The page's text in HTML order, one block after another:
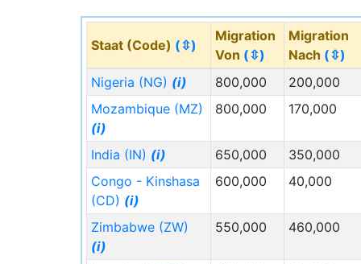
Im Jahr 2025 lebten in den vier
Millionenstädten Südafrikas insgesamt
24.799.000 Menschen (24,8 Mio.) während
es im Jahr 2050 in Sichtweise von M.d.Z. mit
38.045.000 deitlich mehr sein werden (drei
weiterenStädte überschreiten zwischen
und 2050 die Millionengrenze). Im übrigen
Land lebten im Jahr 2025 rund 40 Millionen
Menschen die im Jahr 2050 mit 39,6
Millionen nahezu konstant bleiben könnten.
Das begründet sich zum einen aufgrund
eines weiterhin (geringfügigen)
Wanderungsüberschusses vom Land in die
Staat (Code) (⇳)
Migration
Von (⇳)
Migration
Nach (⇳)
Nigeria (NG) (i) 800,000
200,000
Mozambique (MZ)
(i)
800,000 170,000
India (IN) (i) 650,000
350,000
Congo - Kinshasa
(CD) (i)
600,000 40,000
Zimbabwe (ZW)
(i)
550,000 460,000